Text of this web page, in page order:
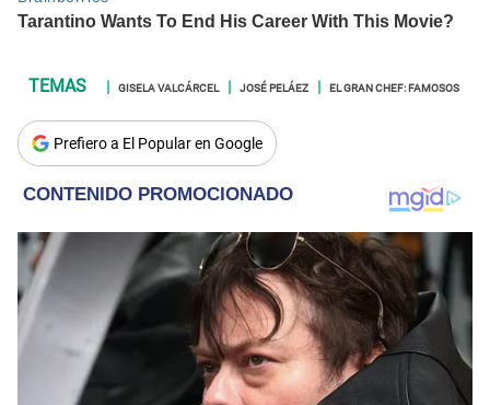
GISELA VALCÁRCEL JOSÉ PELÁEZ EL GRAN CHEF: FAMOSOS
Prefiero a El Popular en Google